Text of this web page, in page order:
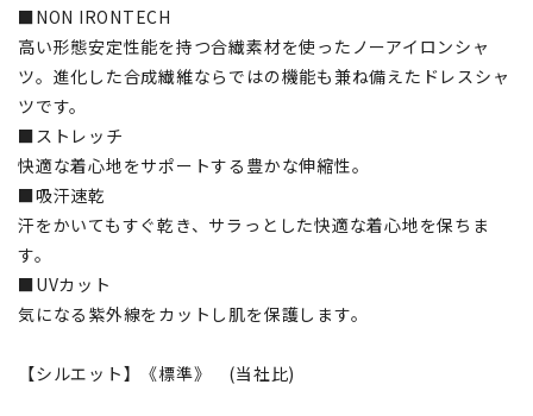
■NON IRONTECH
高い形態安定性能を持つ合繊素材を使ったノーアイロンシャ
ツ。進化した合成繊維ならではの機能も兼ね備えたドレスシャ
ツです。
■ストレッチ
快適な着心地をサポートする豊かな伸縮性。
■吸汗速乾
汗をかいてもすぐ乾き、サラっとした快適な着心地を保ちま
す。
■UVカット
気になる紫外線をカットし肌を保護します。
【シルエット】《標準》 (当社比)